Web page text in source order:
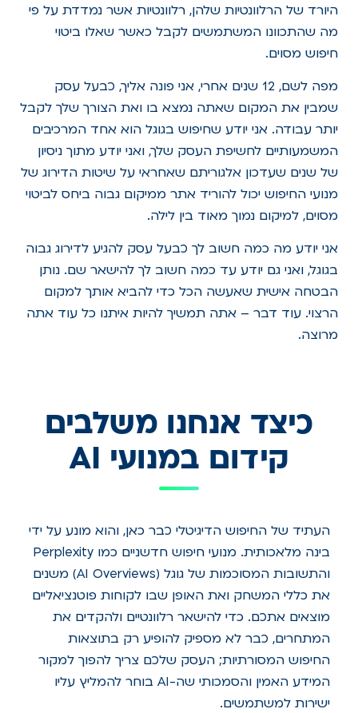
היורד של הרלוונטיות שלהן, רלוונטיות אשר נמדדת על פי
מה שהתכוונו המשתמשים לקבל כאשר שאלו ביטוי
חיפוש מסוים.
מפה לשם, 12 שנים אחרי, אני פונה אליך, כבעל עסק
שמבין את המקום שאתה נמצא בו ואת הצורך שלך לקבל
יותר עבודה. אני יודע שחיפוש בגוגל הוא אחד המרכיבים
המשמעותיים לחשיפת העסק שלך, ואני יודע מתוך ניסיון
של שנים שעדכון אלגוריתם שאחראי על שיטות הדירוג של
מנועי החיפוש יכול להוריד אתר ממיקום גבוה ביחס לביטוי
מסוים, למיקום נמוך מאוד בין לילה.
אני יודע מה כמה חשוב לך כבעל עסק להגיע לדירוג גבוה
בגוגל, ואני גם יודע עד כמה חשוב לך להישאר שם. נותן
הבטחה אישית שאעשה הכל כדי להביא אותך למקום
הרצוי. עוד דבר – אתה תמשיך להיות איתנו כל עוד אתה
מרוצה.
כיצד אנחנו משלבים
קידום במנועי AI
העתיד של החיפוש הדיגיטלי כבר כאן, והוא מונע על ידי
בינה מלאכותית. מנועי חיפוש חדשניים כמו Perplexity
והתשובות המסוכמות של גוגל (AI Overviews) משנים
את כללי המשחק ואת האופן שבו לקוחות פוטנציאליים
מוצאים אתכם. כדי להישאר רלוונטיים ולהקדים את
המתחרים, כבר לא מספיק להופיע רק בתוצאות
החיפוש המסורתיות; העסק שלכם צריך להפוך למקור
המידע האמין והסמכותי שה-AI בוחר להמליץ עליו
ישירות למשתמשים.